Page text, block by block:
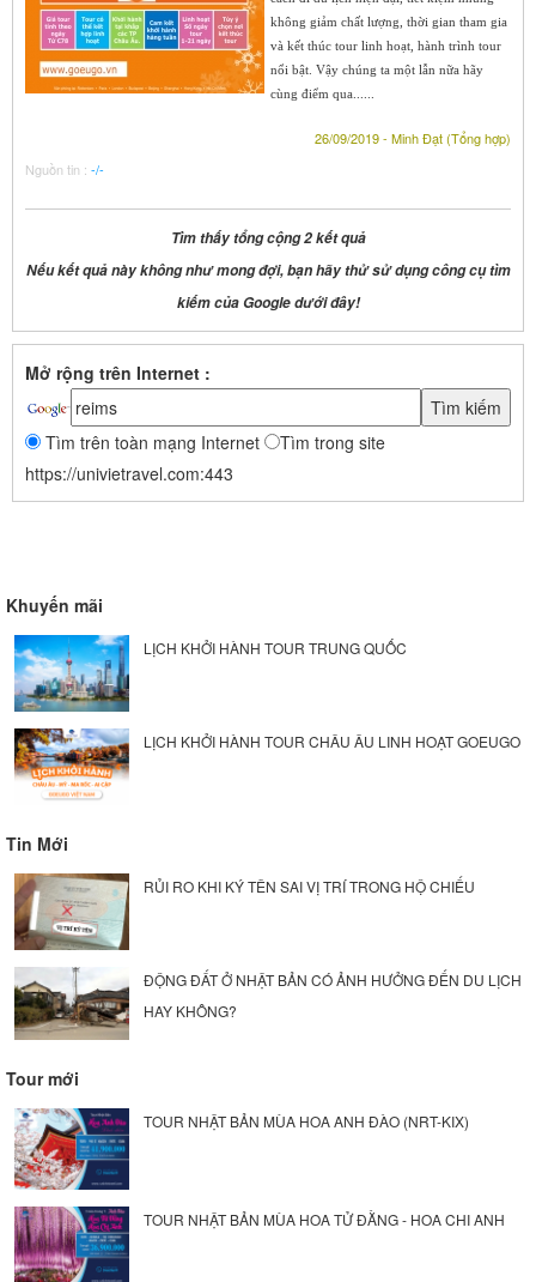
không giảm chất lượng, thời gian tham gia
và kết thúc tour linh hoạt, hành trình tour
nổi bật. Vậy chúng ta một lẫn nữa hãy
cùng điểm qua......
26/09/2019 - Minh Đạt (Tổng hợp)
Nguồn tin : -/-
Tìm thấy tổng cộng 2 kết quả
Nếu kết quả này không như mong đợi, bạn hãy thử sử dụng công cụ tìm
kiếm của Google dưới đây!
Mở rộng trên Internet :
Tìm trên toàn mạng Internet
Tìm trong site
https://univietravel.com:443
Khuyến mãi
LỊCH KHỞI HÀNH TOUR TRUNG QUỐC
LỊCH KHỞI HÀNH TOUR CHÂU ÂU LINH HOẠT GOEUGO
Tin Mới
RỦI RO KHI KÝ TÊN SAI VỊ TRÍ TRONG HỘ CHIẾU
ĐỘNG ĐẤT Ở NHẬT BẢN CÓ ẢNH HƯỞNG ĐẾN DU LỊCH
HAY KHÔNG?
Tour mới
TOUR NHẬT BẢN MÙA HOA ANH ĐÀO (NRT-KIX)
TOUR NHẬT BẢN MÙA HOA TỬ ĐẰNG - HOA CHI ANH